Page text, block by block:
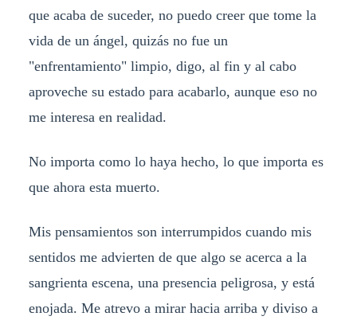
que acaba de suceder, no puedo creer que tome la
vida de un ángel, quizás no fue un
"enfrentamiento" limpio, digo, al fin y al cabo
aproveche su estado para acabarlo, aunque eso no
me interesa en realidad.
No importa como lo haya hecho, lo que importa es
que ahora esta muerto.
Mis pensamientos son interrumpidos cuando mis
sentidos me advierten de que algo se acerca a la
sangrienta escena, una presencia peligrosa, y está
enojada. Me atrevo a mirar hacia arriba y diviso a